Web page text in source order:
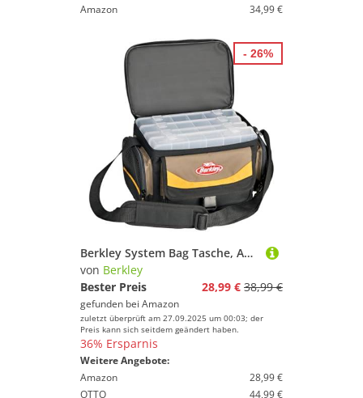
Amazon
34,99 €
Berkley System Bag Tasche, Angeltasche mit Boxen, Rot/Grau/Schwarz
von Berkley
Bester Preis
28,99 € 38,99 €
gefunden bei Amazon
zuletzt überprüft am 27.09.2025 um 00:03; der
Preis kann sich seitdem geändert haben.
36% Ersparnis
Weitere Angebote:
Amazon
28,99 €
OTTO
44,99 €
- 26%